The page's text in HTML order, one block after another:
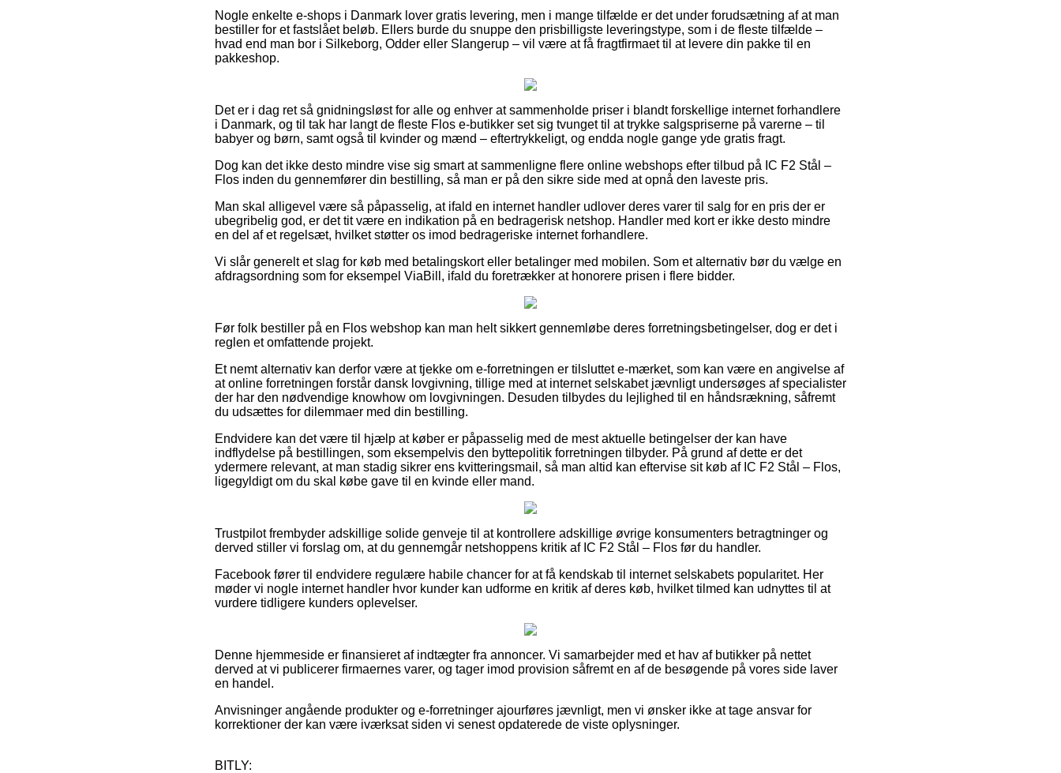
Nogle enkelte e-shops i Danmark lover gratis levering, men i mange tilfælde er det under forudsætning af at man
bestiller for et fastslået beløb. Ellers burde du snuppe den prisbilligste leveringstype, som i de fleste tilfælde –
hvad end man bor i Silkeborg, Odder eller Slangerup – vil være at få fragtfirmaet til at levere din pakke til en
pakkeshop.
Det er i dag ret så gnidningsløst for alle og enhver at sammenholde priser i blandt forskellige internet forhandlere
i Danmark, og til tak har langt de fleste Flos e-butikker set sig tvunget til at trykke salgspriserne på varerne – til
babyer og børn, samt også til kvinder og mænd – eftertrykkeligt, og endda nogle gange yde gratis fragt.
Dog kan det ikke desto mindre vise sig smart at sammenligne flere online webshops efter tilbud på IC F2 Stål –
Flos inden du gennemfører din bestilling, så man er på den sikre side med at opnå den laveste pris.
Man skal alligevel være så påpasselig, at ifald en internet handler udlover deres varer til salg for en pris der er
ubegribelig god, er det tit være en indikation på en bedragerisk netshop. Handler med kort er ikke desto mindre
en del af et regelsæt, hvilket støtter os imod bedrageriske internet forhandlere.
Vi slår generelt et slag for køb med betalingskort eller betalinger med mobilen. Som et alternativ bør du vælge en
afdragsordning som for eksempel ViaBill, ifald du foretrækker at honorere prisen i flere bidder.
Før folk bestiller på en Flos webshop kan man helt sikkert gennemløbe deres forretningsbetingelser, dog er det i
reglen et omfattende projekt.
Et nemt alternativ kan derfor være at tjekke om e-forretningen er tilsluttet e-mærket, som kan være en angivelse af
at online forretningen forstår dansk lovgivning, tillige med at internet selskabet jævnligt undersøges af specialister
der har den nødvendige knowhow om lovgivningen. Desuden tilbydes du lejlighed til en håndsrækning, såfremt
du udsættes for dilemmaer med din bestilling.
Endvidere kan det være til hjælp at køber er påpasselig med de mest aktuelle betingelser der kan have
indflydelse på bestillingen, som eksempelvis den byttepolitik forretningen tilbyder. På grund af dette er det
ydermere relevant, at man stadig sikrer ens kvitteringsmail, så man altid kan eftervise sit køb af IC F2 Stål – Flos,
ligegyldigt om du skal købe gave til en kvinde eller mand.
Trustpilot frembyder adskillige solide genveje til at kontrollere adskillige øvrige konsumenters betragtninger og
derved stiller vi forslag om, at du gennemgår netshoppens kritik af IC F2 Stål – Flos før du handler.
Facebook fører til endvidere regulære habile chancer for at få kendskab til internet selskabets popularitet. Her
møder vi nogle internet handler hvor kunder kan udforme en kritik af deres køb, hvilket tilmed kan udnyttes til at
vurdere tidligere kunders oplevelser.
Denne hjemmeside er finansieret af indtægter fra annoncer. Vi samarbejder med et hav af butikker på nettet
derved at vi publicerer firmaernes varer, og tager imod provision såfremt en af de besøgende på vores side laver
en handel.
Anvisninger angående produkter og e-forretninger ajourføres jævnligt, men vi ønsker ikke at tage ansvar for
korrektioner der kan være iværksat siden vi senest opdaterede de viste oplysninger.
BITLY: